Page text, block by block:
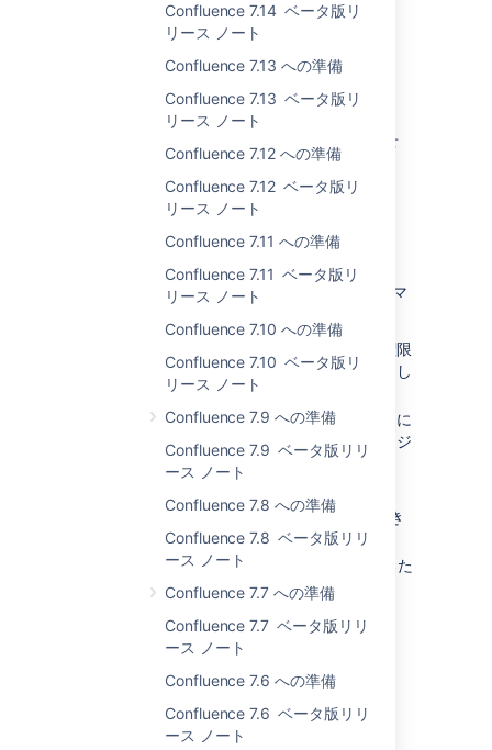
Confluence 7.14 ベータ版リ
リース ノート
Confluence 7.13 への準備
Confluence 7.13 ベータ版リ
リース ノート
Confluence 7.12 への準備
Confluence 7.12 ベータ版リ
リース ノート
Confluence 7.11 への準備
Confluence 7.11 ベータ版リ
リース ノート
Confluence 7.10 への準備
Confluence 7.10 ベータ版リ
リース ノート
Confluence 7.9 への準備
Confluence 7.9 ベータ版リリ
ース ノート
Confluence 7.8 への準備
Confluence 7.8 ベータ版リリ
ース ノート
Confluence 7.7 への準備
Confluence 7.7 ベータ版リリ
ース ノート
Confluence 7.6 への準備
Confluence 7.6 ベータ版リリ
ース ノート
てください。
EAP 4 – 2020 年 1 月 6 日
Milestone 7.3.0-m37
このマイルストーンには大きな変更はありませ
EAP 3 – 2019 年 12 月 31 日
2010 年台の最後のマイルストーンです。このマ
グローバルおよびスペース管理画面に権限
を調査するためのオプションを追加しまし
[表示できるユーザー] オプションを新たに
追加しました。アクセスするには、ページ
その他のオプション
(以前の [ページ] ツール) メニューを開き
ます。
外部 REST リクエストをレート制限するた
めのオプションを追加しました。
良い年をお迎えください。
EAP 2 – 2019 年 12 月 24 日
Milestone 7.3.0-m21